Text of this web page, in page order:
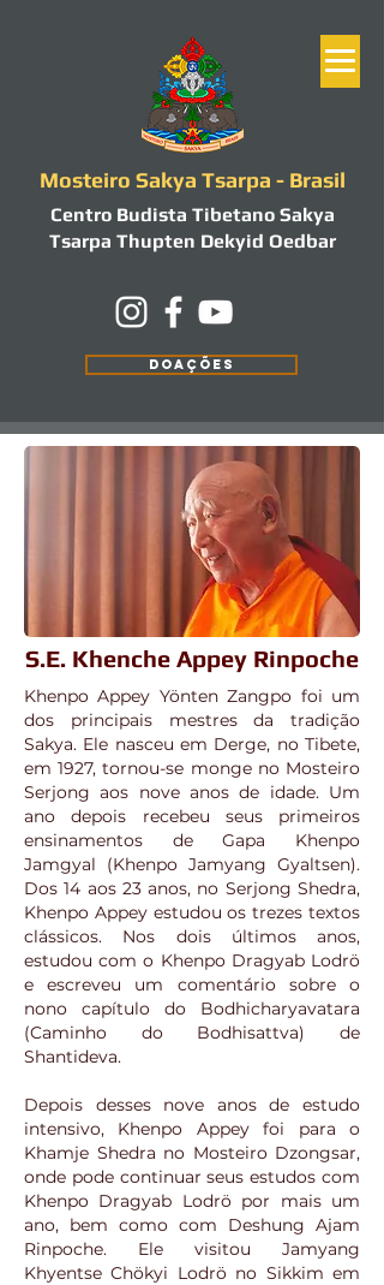
Mosteiro Sakya Tsarpa - Brasil
DOAÇÕES
Centro Budista Tibetano Sakya
Tsarpa Thupten Dekyid Oedbar
S.E. Khenche Appey Rinpoche
Khenpo Appey Yönten Zangpo foi um
dos principais mestres da tradição
Sakya. Ele nasceu em Derge, no Tibete,
em 1927, tornou-se monge no Mosteiro
Serjong aos nove anos de idade. Um
ano depois recebeu seus primeiros
ensinamentos de Gapa Khenpo
Jamgyal (Khenpo Jamyang Gyaltsen).
Dos 14 aos 23 anos, no Serjong Shedra,
Khenpo Appey estudou os trezes textos
clássicos. Nos dois últimos anos,
estudou com o Khenpo Dragyab Lodrö
e escreveu um comentário sobre o
nono capítulo do Bodhicharyavatara
(Caminho do Bodhisattva) de
Shantideva.
Depois desses nove anos de estudo
intensivo, Khenpo Appey foi para o
Khamje Shedra no Mosteiro Dzongsar,
onde pode continuar seus estudos com
Khenpo Dragyab Lodrö por mais um
ano, bem como com Deshung Ajam
Rinpoche. Ele visitou Jamyang
Khyentse Chökyi Lodrö no Sikkim em